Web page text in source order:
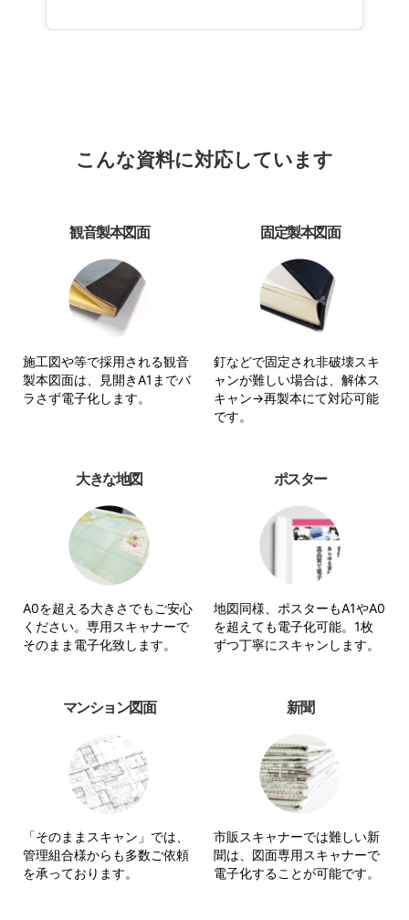
こんな資料に対応しています
観音製本図面
施工図や等で採用される観音
製本図面は、見開きA1までバ
ラさず電子化します。
固定製本図面
釘などで固定され非破壊スキ
ャンが難しい場合は、解体ス
キャン→再製本にて対応可能
です。
大きな地図
A0を超える大きさでもご安心
ください。専用スキャナーで
そのまま電子化致します。
ポスター
地図同様、ポスターもA1やA0
を超えても電子化可能。1枚
ずつ丁寧にスキャンします。
マンション図面
「そのままスキャン」では、
管理組合様からも多数ご依頼
を承っております。
新聞
市販スキャナーでは難しい新
聞は、図面専用スキャナーで
電子化することが可能です。